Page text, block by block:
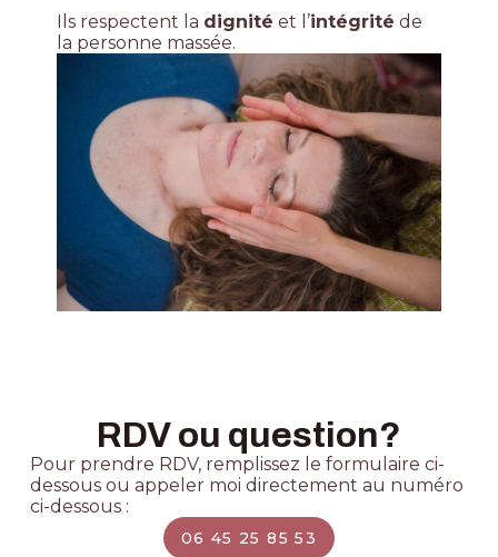
Ils respectent la dignité et l’intégrité de
la personne massée.
RDV ou question?
Pour prendre RDV, remplissez le formulaire ci-
dessous ou appeler moi directement au numéro
ci-dessous :
06 45 25 85 53